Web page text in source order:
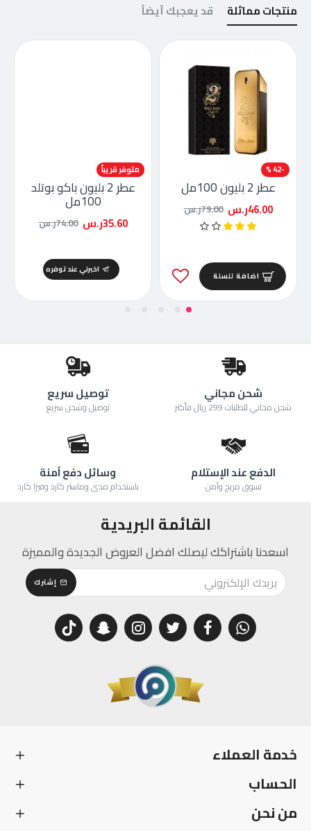
منتجات مماثلة قد يعجبك أيضاً
-42 %
عطر 2 بليون 100مل
46.00ر.س 79.00ر.س
اضافة للسلة
-52 %
متوفر قريباً
عطر 2 بليون باكو بوتلد
100مل
35.60ر.س 74.00ر.س
اخبرني عند توفره
شحن مجاني
شحن مجاني للطلبات 299 ريال فأكثر
توصيل سريع
توصيل وشحن سريع
الدفع عند الإستلام
تسوق مريح وآمن
وسائل دفع آمنة
باستخدام مدى وماستر كارد وفيزا كارد
القائمة البريدية
اسعدنا باشتراكك ليصلك افضل العروض الجديدة والمميزة
إشترك
خدمة العملاء
الحساب
من نحن